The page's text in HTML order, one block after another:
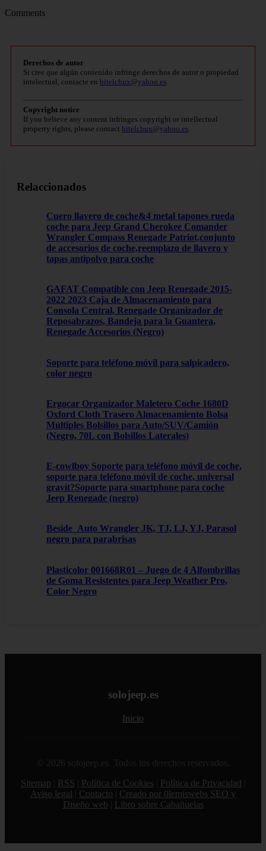
Comments
Derechos de autor
Si cree que algún contenido infringe derechos de autor o propiedad
intelectual, contacte en bitelchux@yahoo.es
Copyright notice
If you believe any content infringes copyright or intellectual
property rights, please contact bitelchux@yahoo.es
Relaccionados
Cuero llavero de coche&4 metal tapones rueda
coche para Jeep Grand Cherokee Comander
Wrangler Compass Renegade Patriot,conjunto
de accesorios de coche,reemplazo de llavero y
tapas antipolvo para coche
GAFAT Compatible con Jeep Renegade 2015-
2022 2023 Caja de Almacenamiento para
Consola Central, Renegade Organizador de
Reposabrazos, Bandeja para la Guantera,
Renegade Accesorios (Negro)
Soporte para teléfono móvil para salpicadero,
color negro
Ergocar Organizador Maletero Coche 1680D
Oxford Cloth Trasero Almacenamiento Bolsa
Múltiples Bolsillos para Auto/SUV/Camión
(Negro, 70L con Bolsillos Laterales)
E-cowlboy Soporte para teléfono móvil de coche,
soporte para teléfono móvil de coche, universal
gravit?Soporte para smartphone para coche
Jeep Renegade (negro)
Beside_Auto Wrangler JK, TJ, LJ, YJ, Parasol
negro para parabrisas
Plasticolor 001668R01 – Juego de 4 Alfombrillas
de Goma Resistentes para Jeep Weather Pro,
Color Negro
solojeep.es
Inicio
© 2026 solojeep.es. Todos los derechos reservados.
Sitemap
RSS Política de Cookies Política de Privacidad
Aviso legal
Contacto
Creado por 0lemiswebs SEO y
Diseño web
Libro sobre Cabañuelas